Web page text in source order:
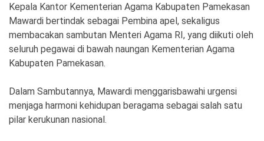
Copyright
2026
News
Indonesia
.
Kepala Kantor Kementerian Agama Kabupaten Pamekasan
Mawardi bertindak sebagai Pembina apel, sekaligus
membacakan sambutan Menteri Agama RI, yang diikuti oleh
seluruh pegawai di bawah naungan Kementerian Agama
Kabupaten Pamekasan.
Dalam Sambutannya, Mawardi menggarisbawahi urgensi
menjaga harmoni kehidupan beragama sebagai salah satu
pilar kerukunan nasional.